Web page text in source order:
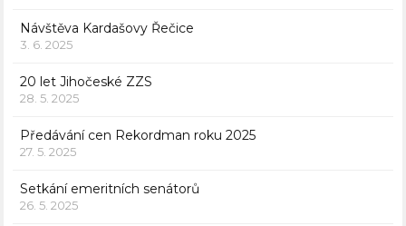
Návštěva Kardašovy Řečice
3. 6. 2025
20 let Jihočeské ZZS
28. 5. 2025
Předávání cen Rekordman roku 2025
27. 5. 2025
Setkání emeritních senátorů
26. 5. 2025